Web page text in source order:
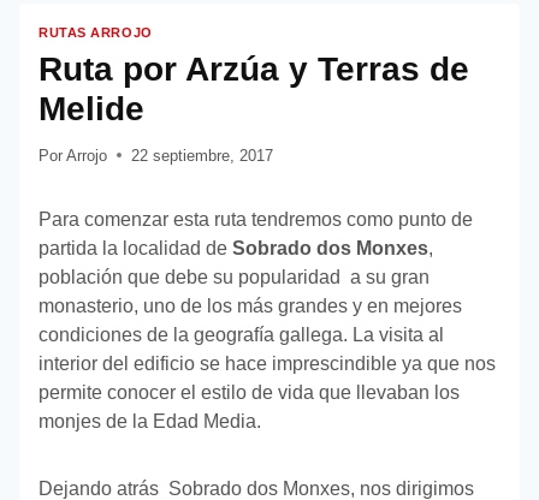
RUTAS ARROJO
Ruta por Arzúa y Terras de
Melide
Por Arrojo 22 septiembre, 2017
Para comenzar esta ruta tendremos como punto de
partida la localidad de Sobrado dos Monxes,
población que debe su popularidad a su gran
monasterio, uno de los más grandes y en mejores
condiciones de la geografía gallega. La visita al
interior del edificio se hace imprescindible ya que nos
permite conocer el estilo de vida que llevaban los
monjes de la Edad Media.
Dejando atrás Sobrado dos Monxes, nos dirigimos